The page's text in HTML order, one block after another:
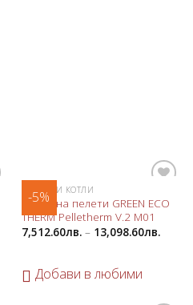
-5%
в
любими
ПЕЛЕТНИ КОТЛИ
Котел на пелети GREEN ECO
THERM Pelletherm V.2 M01
7,512.60лв.– 13,098.60лв.
Добави в любими